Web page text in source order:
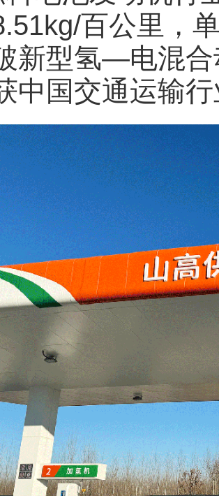
百公里，
新型氢—电混
中国交通运输